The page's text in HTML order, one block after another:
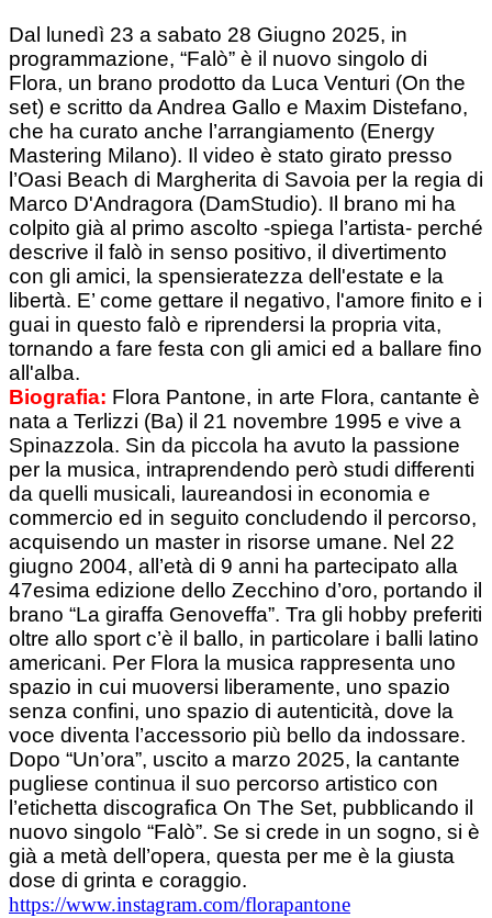
Dal lunedì 23 a sabato 28 Giugno 2025, in
programmazione, “Falò” è il nuovo singolo di
Flora, un brano prodotto da Luca Venturi (On the
set) e scritto da Andrea Gallo e Maxim Distefano,
che ha curato anche l’arrangiamento (Energy
Mastering Milano). Il video è stato girato presso
l’Oasi Beach di Margherita di Savoia per la regia di
Marco D'Andragora (DamStudio). Il brano mi ha
colpito già al primo ascolto -spiega l’artista- perché
descrive il falò in senso positivo, il divertimento
con gli amici, la spensieratezza dell'estate e la
libertà. E’ come gettare il negativo, l'amore finito e i
guai in questo falò e riprendersi la propria vita,
tornando a fare festa con gli amici ed a ballare fino
all'alba.
Biografia: Flora Pantone, in arte Flora, cantante è
nata a Terlizzi (Ba) il 21 novembre 1995 e vive a
Spinazzola. Sin da piccola ha avuto la passione
per la musica, intraprendendo però studi differenti
da quelli musicali, laureandosi in economia e
commercio ed in seguito concludendo il percorso,
acquisendo un master in risorse umane. Nel 22
giugno 2004, all’età di 9 anni ha partecipato alla
47esima edizione dello Zecchino d’oro, portando il
brano “La giraffa Genoveffa”. Tra gli hobby preferiti
oltre allo sport c’è il ballo, in particolare i balli latino
americani. Per Flora la musica rappresenta uno
spazio in cui muoversi liberamente, uno spazio
senza confini, uno spazio di autenticità, dove la
voce diventa l’accessorio più bello da indossare.
Dopo “Un’ora”, uscito a marzo 2025, la cantante
pugliese continua il suo percorso artistico con
l’etichetta discografica On The Set, pubblicando il
nuovo singolo “Falò”. Se si crede in un sogno, si è
già a metà dell’opera, questa per me è la giusta
dose di grinta e coraggio.
https://www.instagram.com/florapantone